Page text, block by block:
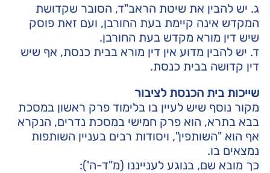
ג. יש להבין את שיטת הראב"ד, הסובר שקדושת
המקדש אינה קיימת בעת החורבן, ועם זאת פוסק
שיש דין מורא מקדש בעת החורבן.
ד. יש להבין מדוע אין דין מורא בבית כנסת, אף שיש
דין קדושה בבית כנסת.
שייכות בית הכנסת לציבור
מקור נוסף שיש לעיין בו בלימוד פרק ראשון במסכת
בבא בתרא, הוא פרק חמישי במסכת נדרים, הנקרא
אף הוא "השותפין", ויסודות רבים בעניין השותפות
נמצאים בו.
כך מובא שם, בנוגע לענייננו (מ"ד-ה'):